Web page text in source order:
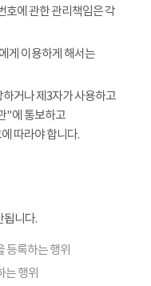
호에 관한 관리책임은 각
게 이용하게 해서는
거나 제3자가 사용하고
"에 통보하고
따라야 합니다.
됩니다.
등록하는 행위
행위